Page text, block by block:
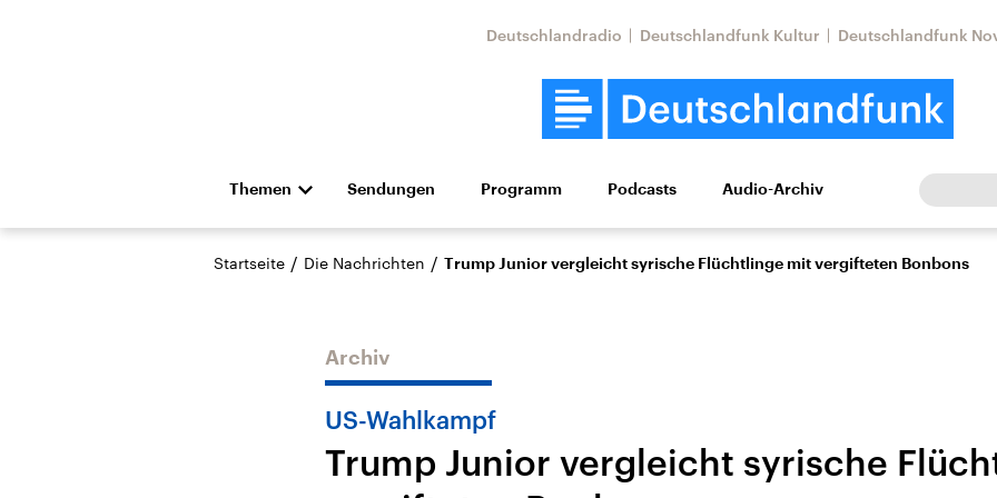
Deutschlandradio Deutschlandfunk Kultur Deutschlandfunk
Themen
Die Nachrichten Politik Wirtschaft Wissen Kultur Europa
Hörspiel und Feature Musik
Landtagswahl Sachsen-
Nahostkonflikt
Aktuelle Lage und
Iran
Sendungen Programm Podcasts Audio-Archiv
Startseite / Die Nachrichten / Trump Junior vergleicht syrische Flüchtlinge mit vergifteten Bonbons
Archiv
US-Wahlkampf
Trump Junior vergleicht syrische